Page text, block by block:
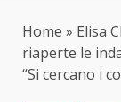
Home » Elisa
riaperte le
“Si cercano i